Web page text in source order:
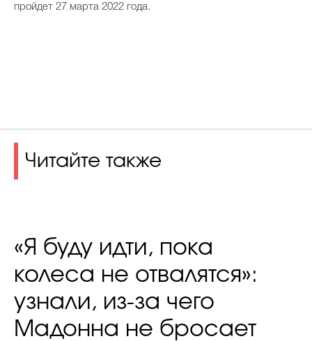
пройдет 27 марта 2022 года.
Читайте также
«Я буду идти, пока
колеса не отвалятся»:
узнали, из-за чего
Мадонна не бросает